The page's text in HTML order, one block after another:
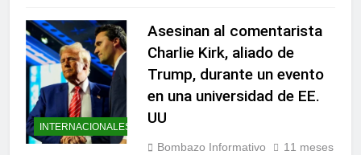
INTERNACIONALES
Asesinan al comentarista
Charlie Kirk, aliado de
Trump, durante un evento
en una universidad de EE.
UU
Bombazo Informativo
11 meses